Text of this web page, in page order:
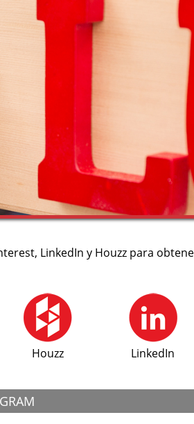
LinkedIn y Houzz para
Houzz LinkedIn